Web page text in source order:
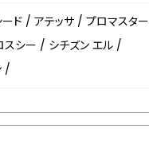
ド / アテッサ / プロマスター
スシー / シチズン エル /
/